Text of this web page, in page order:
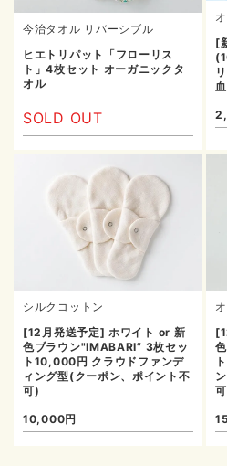
今治タオル リバーシブル
ヒエトリパット「フローリス
ト」4枚セット オーガニックタ
オル
SOLD OUT
[
シルクコットン
[12月発送予定] ホワイト or 新
色ブラウン"IMABARI” 3枚セッ
ト10,000円 クラウドファンデ
ィング型(クーポン、ポイント不
可)
10,000円